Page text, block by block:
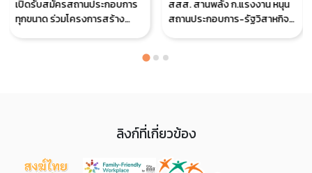
เปิดรับสมัครสถานประกอบการ
ทุกขนาด ร่วมโครงการสร้าง
สสส. สานพลัง ก.แรงงาน หนุน
สถานประกอบการ-รัฐวิสาหกิจ
ในองค์กร
ลิงก์ที่เกี่ยวข้อง